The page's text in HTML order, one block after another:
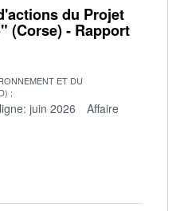
du Projet
(Corse) - Rapport
ET DU
juin 2026
Affaire